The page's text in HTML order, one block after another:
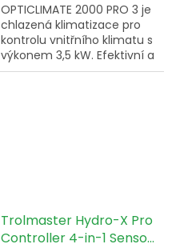
OPTICLIMATE 2000 PRO 3 je
chlazená klimatizace pro
kontrolu vnitřního klimatu s
výkonem 3,5 kW. Efektivní a
optimalizovaný systém s
Trolmaster Hydro-X Pro
Controller 4-in-1 Sensor